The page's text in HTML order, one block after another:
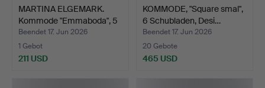
MARTINA ELGEMARK.
Kommode "Emmaboda", 5
Sc…
Beendet 17. Jun 2026
1 Gebot
211 USD
KOMMODE, "Square smal",
6 Schubladen, Desi…
Beendet 17. Jun 2026
20 Gebote
465 USD